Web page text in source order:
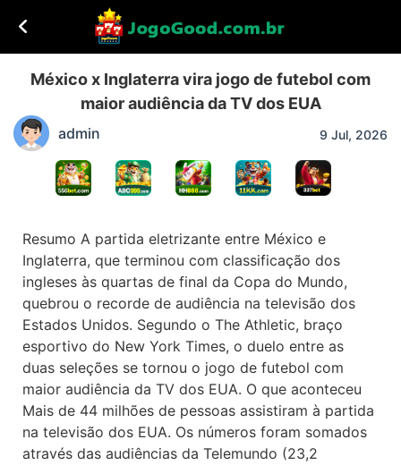
México x Inglaterra vira jogo de futebol com
maior audiência da TV dos EUA
admin 9 Jul, 2026
Resumo A partida eletrizante entre México e
Inglaterra, que terminou com classificação dos
ingleses às quartas de final da Copa do Mundo,
quebrou o recorde de audiência na televisão dos
Estados Unidos. Segundo o The Athletic, braço
esportivo do New York Times, o duelo entre as
duas seleções se tornou o jogo de futebol com
maior audiência da TV dos EUA. O que aconteceu
Mais de 44 milhões de pessoas assistiram à partida
na televisão dos EUA. Os números foram somados
através das audiências da Telemundo (23,2